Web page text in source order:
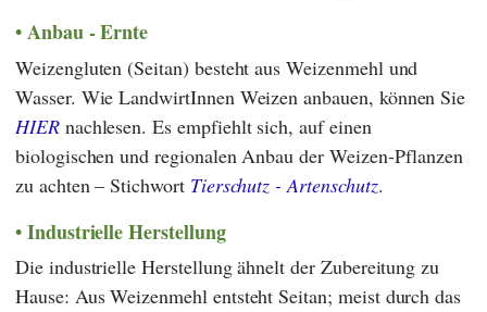
Anbau - Ernte
Weizengluten (Seitan) besteht aus Weizenmehl und
Wasser. Wie LandwirtInnen Weizen anbauen, können Sie
HIERnachlesen. Es empfiehlt sich, auf einen
biologischen und regionalen Anbau der Weizen-Pflanzen
zu achten – Stichwort Tierschutz - Artenschutz.
Industrielle Herstellung
Die industrielle Herstellung ähnelt der Zubereitung zu
Hause: Aus Weizenmehl entsteht Seitan; meist durch das